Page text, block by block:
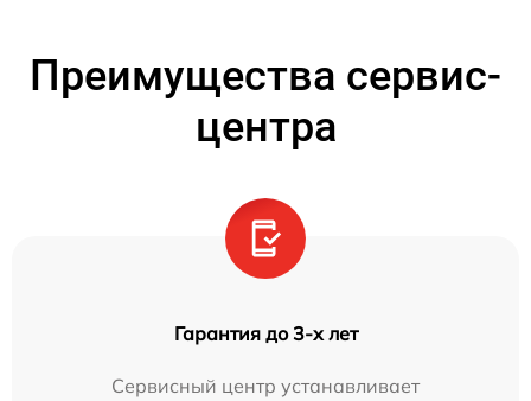
Преимущества сервис-
центра
Гарантия до 3-х лет
Сервисный центр устанавливает